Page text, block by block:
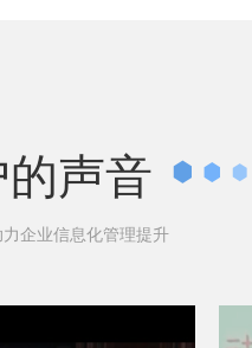
声音
企业信息化管理提升